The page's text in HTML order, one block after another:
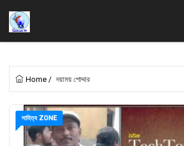
Home / দয়াময় পোদ্দার
সাহিত্য ZONE